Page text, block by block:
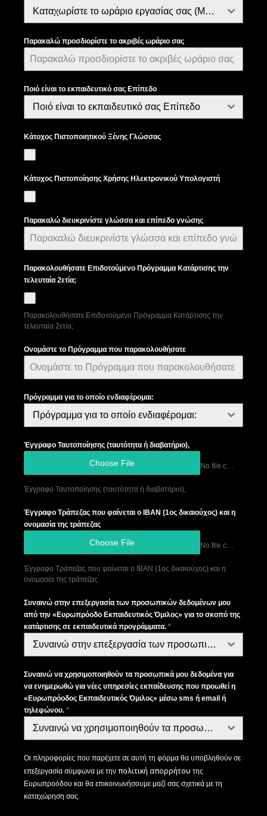
Καταχωρίστε το ωράριο εργασίας σας (Μόνο για εργαζόμενους)
Παρακαλώ προσδιορίστε το ακριβές ωράριο σας
Ποιό είναι το εκπαιδευτικό σας Επίπεδο
Ποιό είναι το εκπαιδευτικό σας Επίπεδο
Κάτοχος Πιστοποιητικού Ξένης Γλώσσας
Κάτοχος Πιστοποίησης Χρήσης Ηλεκτρονικού Υπολογιστή
Παρακαλώ διευκρινίστε γλώσσα και επίπεδο γνώσης
Παρακολουθήσατε Επιδοτούμενο Πρόγραμμα Κατάρτισης την
τελευταία 2ετία;
Παρακολουθήσατε Επιδοτούμενο Πρόγραμμα Κατάρτισης την
τελευταία 2ετία;
Ονομάστε το Πρόγραμμα που παρακολουθήσατε
Πρόγραμμα για το οποίο ενδιαφέρομαι:
Πρόγραμμα για το οποίο ενδιαφέρομαι:
Έγγραφο Ταυτοποίησης (ταυτότητα ή διαβατήριο),
Choose File
Έγγραφο Ταυτοποίησης (ταυτότητα ή διαβατήριο),
Έγγραφο Τράπεζας που φαίνεται ο ΙΒΑΝ (1ος δικαιούχος) και η
ονομασία της τράπεζας
Choose File
Έγγραφο Τράπεζας που φαίνεται ο ΙΒΑΝ (1ος δικαιούχος) και η
ονομασία της τράπεζας
Συναινώ στην επεξεργασία των προσωπικών δεδομένων μου
από την «Ευρωπρόοδο Εκπαιδευτικός Όμιλος» για το σκοπό της
κατάρτισης σε εκπαιδευτικά προγράμματα. *
Συναινώ στην επεξεργασία των προσωπικών δεδομένων μου από την «Ευρωπρόοδο Εκπαιδευτικός Όμιλος» για το σκοπό της κατάρτισης σε εκπαιδευτικά προγράμματα.
Συναινώ να χρησιμοποιηθούν τα προσωπικά μου δεδομένα για
να ενημερωθώ για νέες υπηρεσίες εκπαίδευσης που προωθεί η
«Ευρωπρόοδος Εκπαιδευτικός Όμιλος» μέσω sms ή email ή
τηλεφώνου. *
Συναινώ να χρησιμοποιηθούν τα προσωπικά μου δεδομένα για να ενημερωθώ για νέες υπηρεσίες εκπαίδευσης που προωθεί η «Ευρωπρόοδος Εκπαιδευτικός Όμιλος» μέσω sms ή email ή τηλεφώνου.
Οι πληροφορίες που παρέχετε σε αυτή τη φόρμα θα υποβληθούν σε
επεξεργασία σύμφωνα με την πολιτική απορρήτου της
Ευρωπροόδου και θα επικοινωνήσουμε μαζί σας σχετικά με τη
καταχώρηση σας.